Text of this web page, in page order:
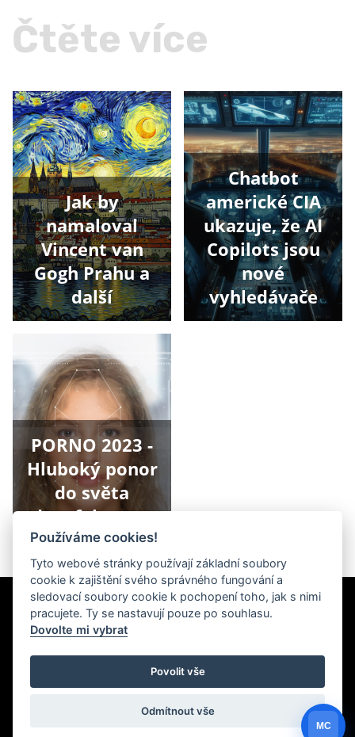
Čtěte více
Jak by
namaloval
Vincent van
Gogh Prahu a
další
Chatbot
americké CIA
ukazuje, že AI
Copilots jsou
nové
vyhledávače
PORNO 2023 -
Hluboký ponor
do světa
deepfake a co
na to právo
Newsletter
PublicMCMC
Používáme cookies!
Tyto webové stránky používají základní soubory
cookie k zajištění svého správného fungování a
sledovací soubory cookie k pochopení toho, jak s nimi
pracujete. Ty se nastavují pouze po souhlasu.
Dovolte mi vybrat
Povolit vše
Odmítnout vše